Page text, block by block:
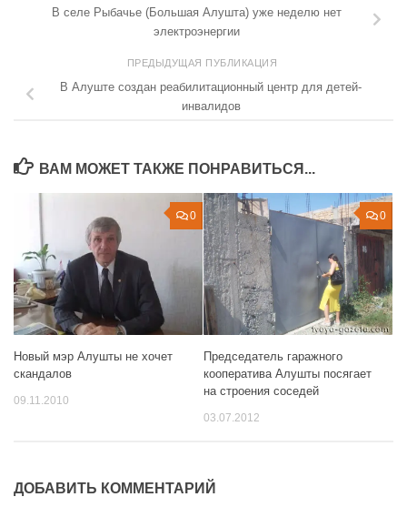
В селе Рыбачье (Большая Алушта) уже неделю нет
электроэнергии
ПРЕДЫДУЩАЯ ПУБЛИКАЦИЯ
В Алуште создан реабилитационный центр для детей-
инвалидов
ВАМ МОЖЕТ ТАКЖЕ ПОНРАВИТЬСЯ...
0
Новый мэр Алушты не хочет
скандалов
09.11.2010
0
Председатель гаражного
кооператива Алушты посягает
на строения соседей
03.07.2012
ДОБАВИТЬ КОММЕНТАРИЙ